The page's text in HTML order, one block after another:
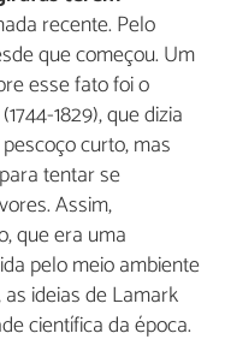
recente. Pelo
que começou. Um
esse fato foi o
1829), que dizia
curto, mas
tentar se
Assim,
que era uma
pelo meio ambiente
ideias de Lamark
científica da época.